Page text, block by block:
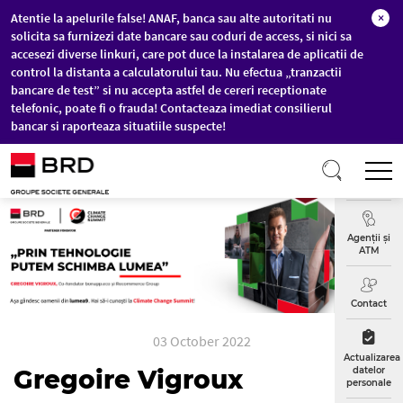
Sari la conținutul principal
Atentie la apelurile false! ANAF, banca sau alte autoritati nu
solicita sa furnizezi date bancare sau coduri de access, si nici sa
accesezi diverse linkuri, care pot duce la instalarea de aplicatii de
control la distanta a calculatorului tau. Nu efectua „tranzactii
bancare de test” si nu accepta astfel de cereri receptionate
telefonic, poate fi o frauda! Contacteaza imediat consilierul
bancar si raporteaza situatiile suspecte!
×
Curs
Agenții și
ATM
Contact
Actualizarea
datelor
personale
03 October 2022
Gregoire Vigroux